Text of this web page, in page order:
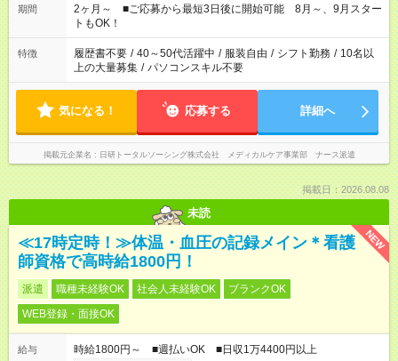
など、あなたのご希望に沿ったお仕事をご紹介します！ ※Wワ
ーク希望の方へ 今ご覧のお仕事で希望する勤務時間と、もう1つ
のお仕事の勤務時間。 合計で週40時間を超える場合は応募でき
ません
期間
2ヶ月～ ■ご応募から最短3日後に開始可能 8月～、9月スター
トもOK！
特徴 履歴書不要 / 40～50代活躍中 / 服装自由 / シフト勤務 / 10名以
上の大量募集 / パソコンスキル不要
気になる！ 応募する 詳細へ
掲載元企業名 日研トータルソーシング株式会社 メディカルケア事業部 ナース派遣
掲載日：2026.08.08
未読
NEW
≪17時定時！≫体温・血圧の記録メイン＊看護
師資格で高時給1800円！
派遣 職種未経験OK 社会人未経験OK
ブランクOK
WEB登録・面接OK
給与 時給1800円～ ■週払いOK ■日収1万4400円以上